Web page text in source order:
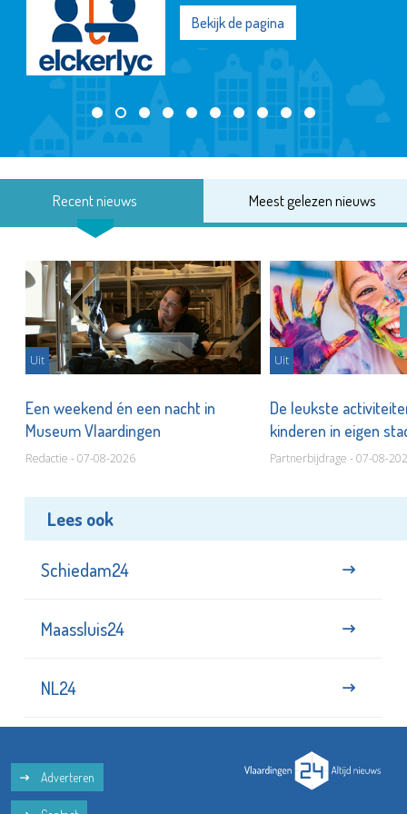
Bekijk de pagina
Recent nieuws Meest gelezen nieuws
Uit
Een weekend én een nacht in
Museum Vlaardingen
Redactie - 07-08-2026
Uit
De leukste
kinderen in eigen
Partnerbijdrage - 07-08-
Lees ook
Schiedam24
Maassluis24
NL24
Adverteren